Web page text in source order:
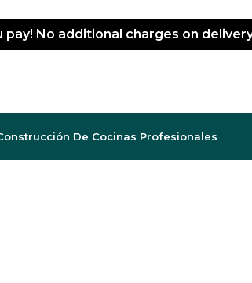
No additional charges on
De Cocinas Profesionales